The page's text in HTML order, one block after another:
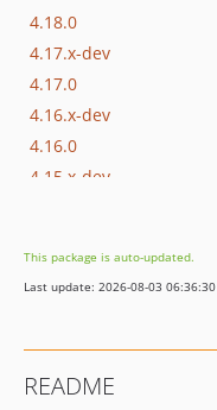
4.18.0
4.17.x-dev
4.17.0
4.16.x-dev
4.16.0
4.15.x-dev
4.14.0
4.13.x-dev
4.12.0
This package is auto-updated.
Last update: 2026-08-03 06:36:30
README